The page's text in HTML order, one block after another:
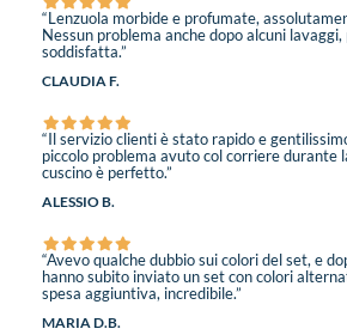
“Lenzuola morbide e profumate,
Nessun problema anche dopo alcuni
soddisfatta.”
CLAUDIA F.
“Il servizio clienti è stato rapido e
piccolo problema avuto col corriere durante
cuscino è perfetto.”
ALESSIO B.
“Avevo qualche dubbio sui colori del set, e
hanno subito inviato un set con colori
spesa aggiuntiva, incredibile.”
MARIA D.B.